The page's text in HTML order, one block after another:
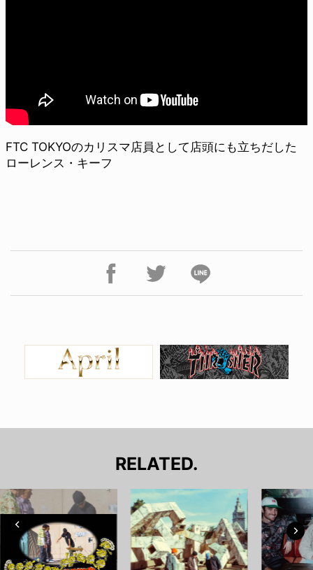
FTC TOKYOのカリスマ店員として店頭にも立ちだした
ローレンス・キーフ
RELATED.